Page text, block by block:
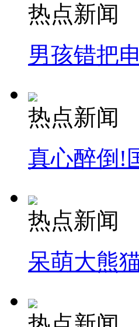
热点新闻
男孩错把
热点新闻
真心醉倒!
热点新闻
呆萌大熊